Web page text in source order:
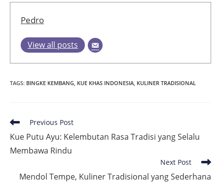
Pedro
View all posts
TAGS: BINGKE KEMBANG, KUE KHAS INDONESIA, KULINER TRADISIONAL
Read
articles
Previous Post
Kue Putu Ayu: Kelembutan Rasa Tradisi yang Selalu
Membawa Rindu
Next Post
Mendol Tempe, Kuliner Tradisional yang Sederhana